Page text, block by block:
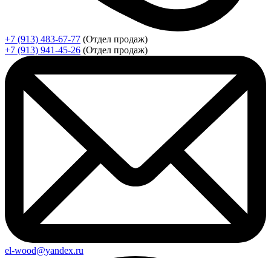
+7 (913) 483-67-77 (Отдел продаж)
+7 (913) 941-45-26 (Отдел продаж)
el-wood@yandex.ru